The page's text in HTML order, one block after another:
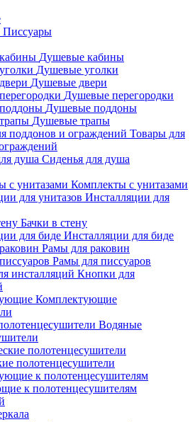
Писсуары
Душевые кабины
Душевые уголки
Душевые двери
Душевые перегородки
Душевые поддоны
Душевые трапы
Товары для
Сиденья для душа
Комплекты с унитазами
Инсталляции для
Бачки в стену
Инсталляции для биде
Рамы для раковин
Рамы для писсуаров
Кнопки для
Комплектующие
Водяные
полотенцесушители
к полотенцесушителям